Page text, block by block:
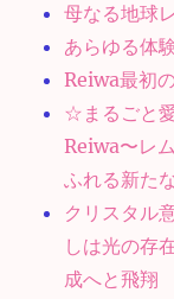
母なる地球
あらゆる体
Reiwa最初
☆まるごと
Reiwa〜レ
ふれる新た
クリスタル
しは光の存
成へと飛翔